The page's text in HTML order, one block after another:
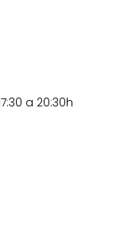
a 20:30h